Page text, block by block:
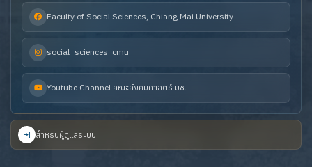
Faculty of Social Sciences, Chiang Mai University
social_sciences_cmu
Youtube Channel คณะสังคมศาสตร์ มช.
สำหรับผู้ดูแลระบบ